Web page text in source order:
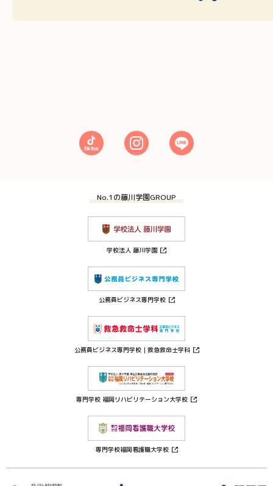
No.1の藤川学園GROUP
学校法人 藤川学園
公務員ビジネス専門学校
公務員ビジネス専門学校｜救急救命士学科
専門学校 福岡リハビリテーション大学校
専門学校福岡看護職大学校